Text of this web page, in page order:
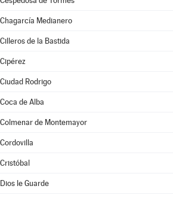
Chagarcía Medianero
Cilleros de la Bastida
Cipérez
Ciudad Rodrigo
Coca de Alba
Colmenar de Montemayor
Cordovilla
Cristóbal
Dios le Guarde